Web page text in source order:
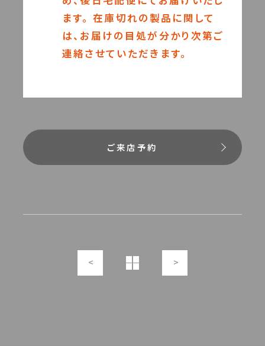
ます。 在庫切れの製品に関して
は、お届けの目処が分かり次第ご
連絡させていただきます。
ご来店予約